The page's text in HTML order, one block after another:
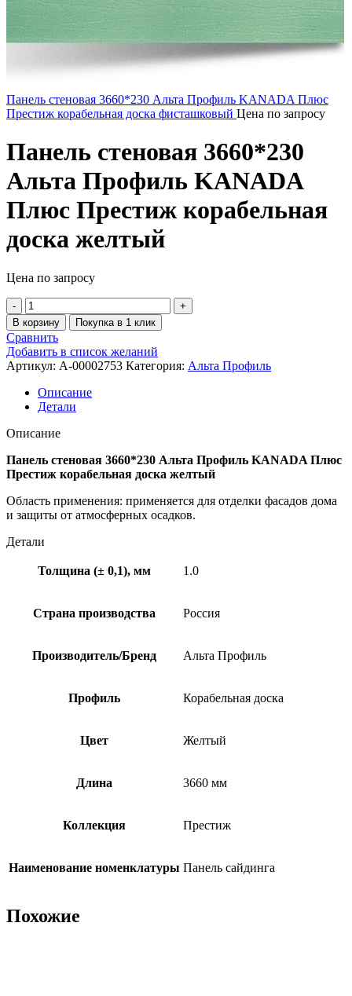
Панель стеновая 3660*230 Альта Профиль KANADA Плюс
Престиж корабельная доска фисташковый Цена по запросу
Панель стеновая 3660*230
Альта Профиль KANADA
Плюс Престиж корабельная
доска желтый
Цена по запросу
В корзину Покупка в 1 клик
Сравнить
Добавить в список желаний
Артикул: A-00002753 Категория: Альта Профиль
Описание
Детали
Описание
Панель стеновая 3660*230 Альта Профиль KANADA Плюс
Престиж корабельная доска желтый
Область применения: применяется для отделки фасадов дома
и защиты от атмосферных осадков.
Детали
Толщина (± 0,1), мм 1.0
Страна производства Россия
Производитель/Бренд Альта Профиль
Профиль Корабельная доска
Цвет Желтый
Длина 3660 мм
Коллекция Престиж
Наименование номенклатуры Панель сайдинга
Похожие